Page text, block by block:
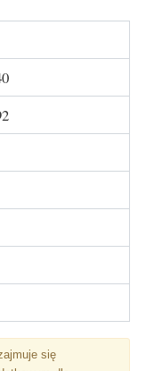
się